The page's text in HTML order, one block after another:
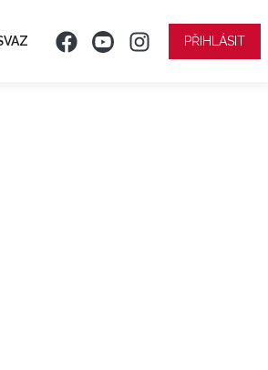
PŘIHLÁSIT